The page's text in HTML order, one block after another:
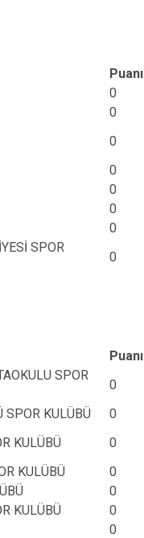
Puanı
0
0
0
0
0
0
0
SPOR
0
Puanı
SPOR
0
SPOR KULÜBÜ
0
KULÜBÜ
0
KULÜBÜ
0
0
KULÜBÜ
0
0